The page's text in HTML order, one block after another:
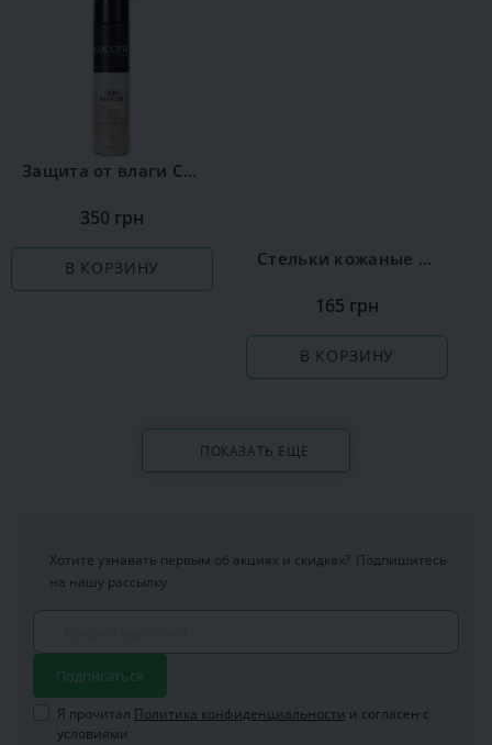
Защита от влаги Сoccine
350 грн
В КОРЗИНУ Стельки кожаные Coccine Leather on Latex
165 грн
В КОРЗИНУ
ПОКАЗАТЬ ЕЩЕ
Хотите узнавать первым об акциях и скидках? Подпишитесь
на нашу рассылку
Подписаться
Я прочитал Политика конфиденциальности и согласен с
условиями